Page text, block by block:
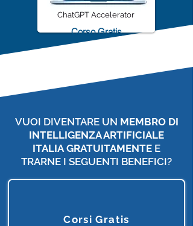
ChatGPT Accelerator
Corso Gratis
VUOI DIVENTARE UN MEMBRO DI
INTELLIGENZA ARTIFICIALE
ITALIA GRATUITAMENTE E
TRARNE I SEGUENTI BENEFICI?
Corsi Gratis